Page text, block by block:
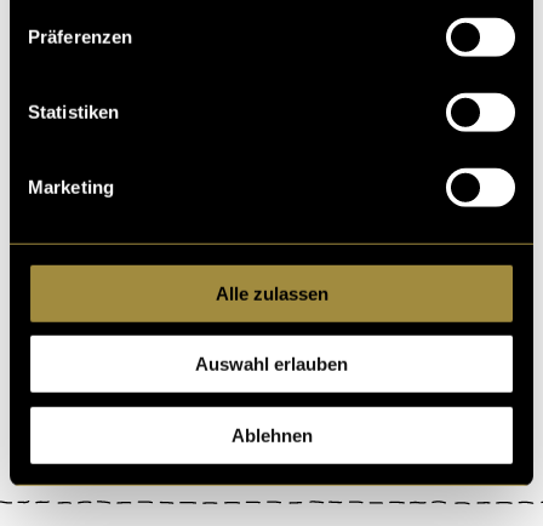
Präferenzen
Statistiken
Marketing
Alle zulassen
Auswahl erlauben
Ablehnen